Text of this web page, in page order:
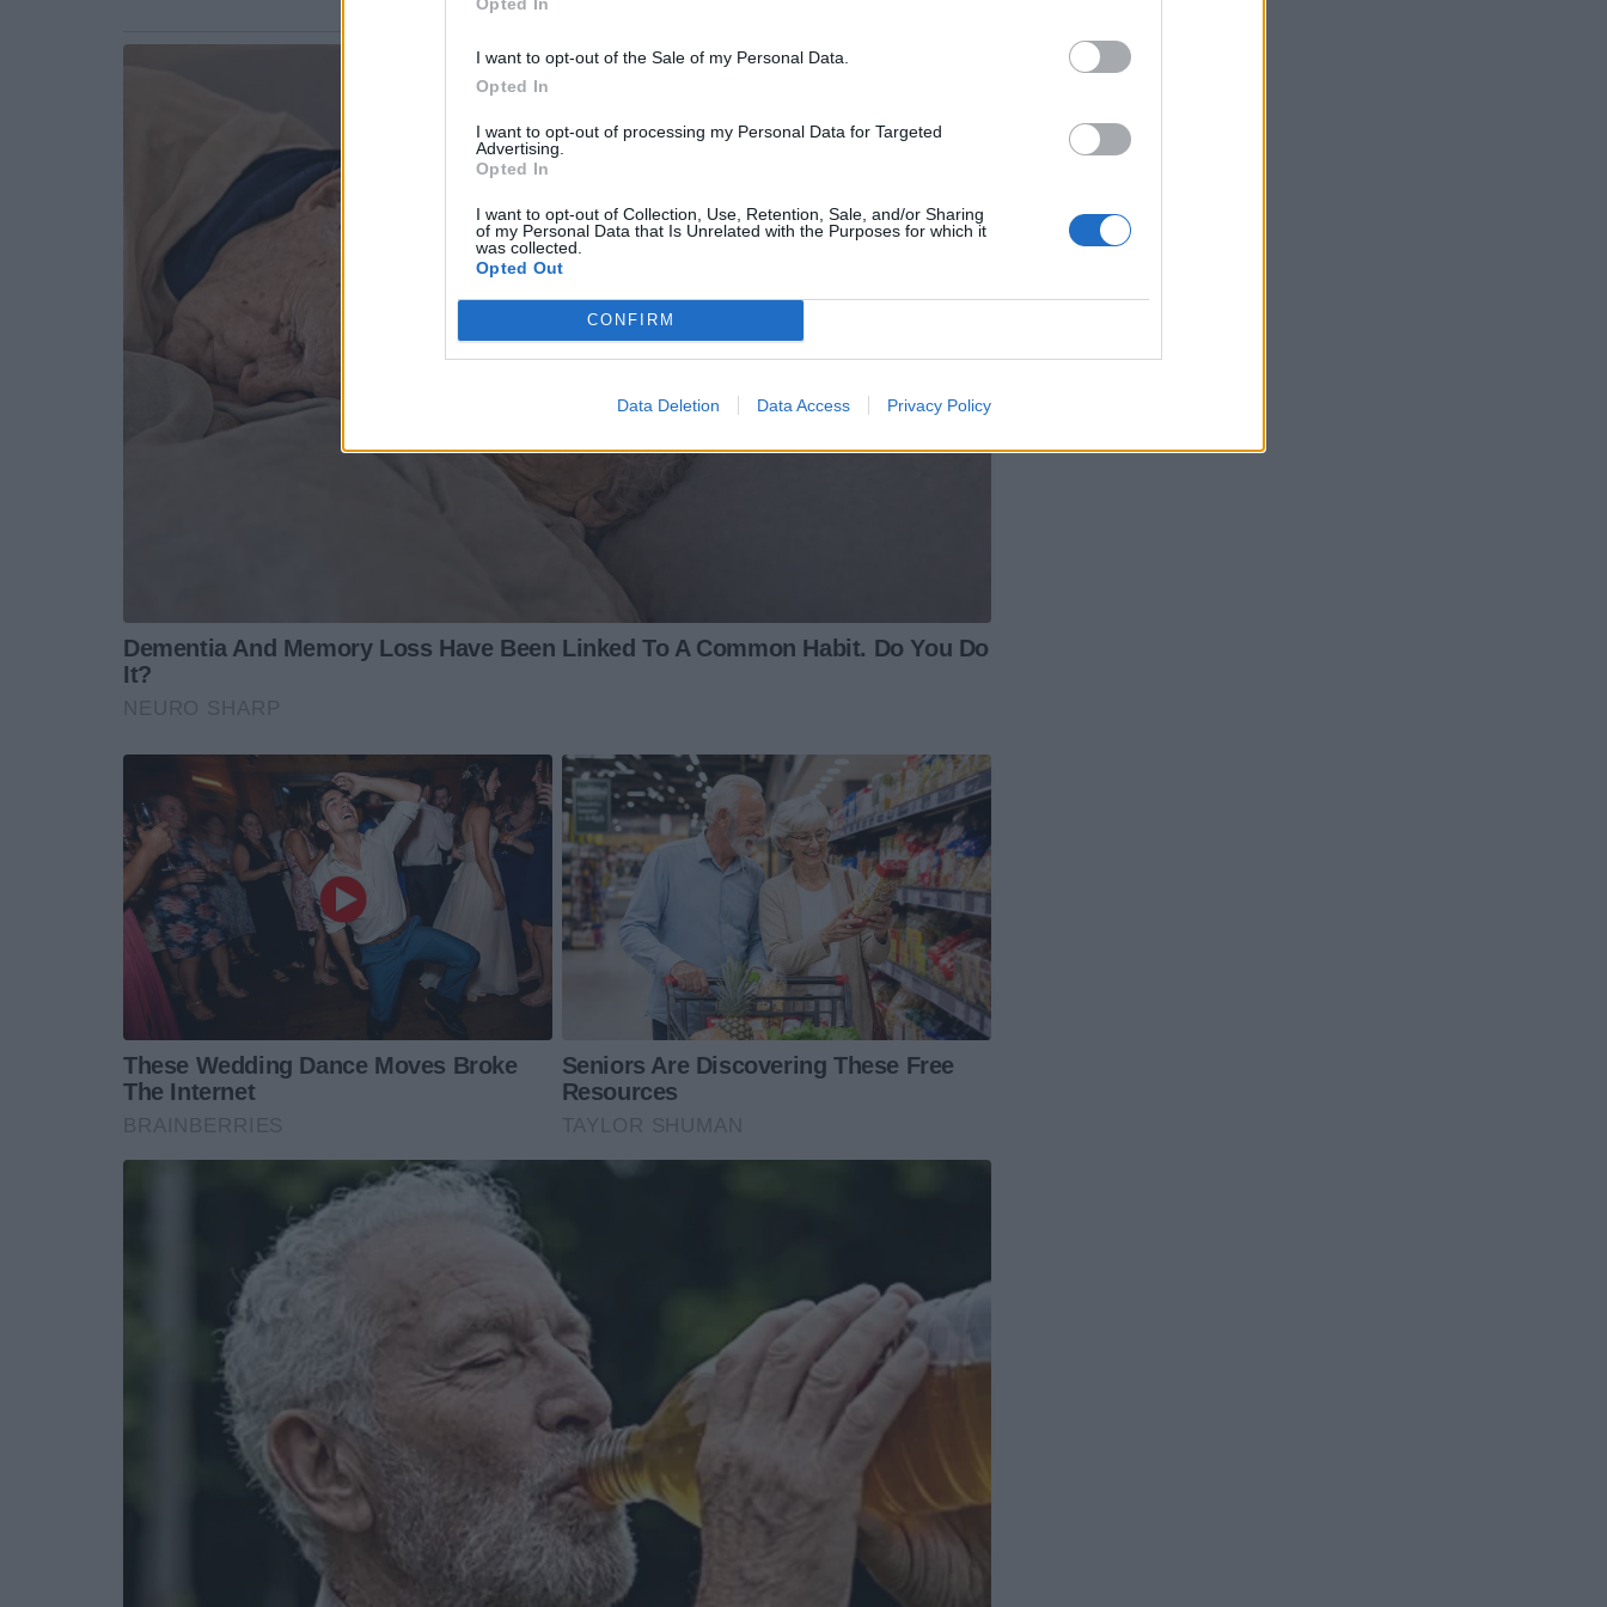
I want to opt-out of the Sale of my Personal Data.
Opted In
I want to opt-out of processing my Personal Data for Targeted
Advertising.
Opted In
I want to opt-out of Collection, Use, Retention, Sale, and/or Sharing
of my Personal Data that Is Unrelated with the Purposes for which it
was collected.
Opted Out
CONFIRM
Data Deletion Data Access Privacy Policy